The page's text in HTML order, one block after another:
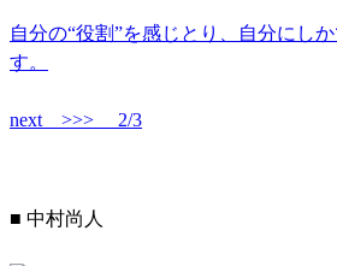
自分の“役割”を感じとり、自分にし
す。
next >>> 2/3
■ 中村尚人